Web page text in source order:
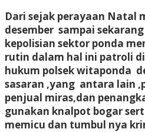
Dari sejak perayaan Natal
desember sampai
kepolisian sektor ponda
rutin dalam hal ini patroli
hukum polsek witaponda
sasaran ,yang antara lain
penjual miras,dan
gunakan knalpot bogar
memicu dan tumbul nya